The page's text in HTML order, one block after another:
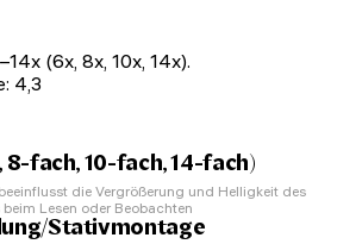
(6x, 8x, 10x, 14x).
4,3
8-fach, 10-fach, 14-fach)
die Vergrößerung und Helligkeit des
Lesen oder Beobachten
Stativmontage